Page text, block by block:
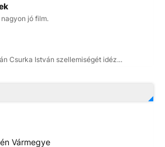
jó film.
Csurka István szellemiségét idéz...
Vármegye